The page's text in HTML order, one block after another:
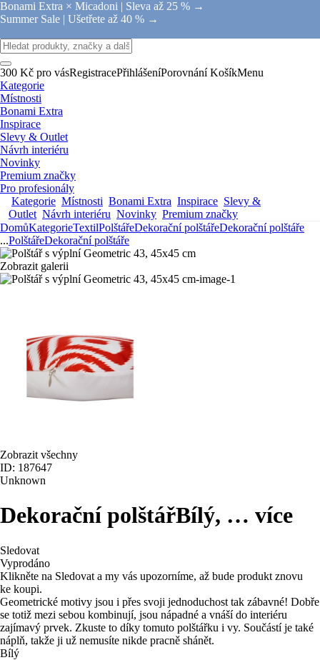
Bonami Extra × Micadoni | Sleva až 25 % →
Summer Sale | Ušetřete až 40 % →
300 Kč pro vásRegistracePřihlášeníPorovnání KošíkMenu
Kategorie
Místnosti
Bonami Extra
Inspirace
Slevy & Outlet
Návrh interiéru
Novinky
Premium značky
Pro profesionály
Kategorie Místnosti Bonami Extra Inspirace Slevy &
Outlet Návrh interiéru Novinky Premium značky
DomůKategorieTextilPolštářeDekorační polštářeDekorační polštáře
...PolštářeDekorační polštáře
Zobrazit galerii
Zobrazit všechny
ID: 187647
Unknown
Dekorační polštářBílý, … více
Sledovat
Vyprodáno
Klikněte na Sledovat a my vás upozorníme, až bude produkt znovu
ke koupi.
Geometrické motivy jsou i přes svoji jednoduchost tak zábavné! Dobře
se totiž mezi sebou kombinují, jsou nápadné a vnáší do interiéru
zajímavý prvek. Zkuste to díky tomuto polštářku i vy. Součástí je také
náplň, takže ji už nemusíte nikde pracně shánět.
Bílý